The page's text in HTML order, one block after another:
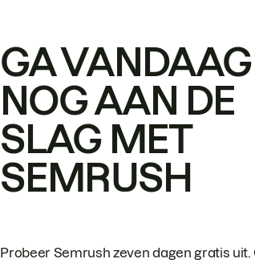
GA VANDAAG
NOG AAN DE
SLAG MET
SEMRUSH
Probeer Semrush zeven dagen gratis uit.